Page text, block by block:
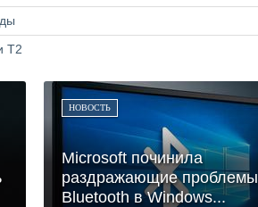
Т2
НОВОСТЬ
Microsoft починила
раздражающие проблемы
Bluetooth в Windows...